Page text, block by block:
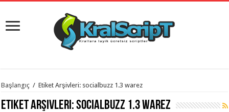
istanbul
evden
eve
Başlangıç / Etiket Arşivleri: socialbuzz 1.3 warez
Etiket Arşivleri:socialbuzz 1.3 warez